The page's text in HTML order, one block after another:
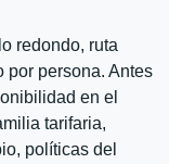
redondo, ruta
por persona. Antes
en el
tarifaria,
políticas del